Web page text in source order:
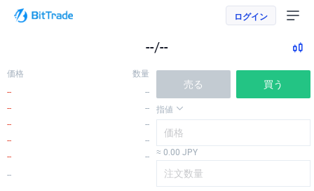
ログイン
--/--
価格
数量
--
--
--
--
--
--
--
--
--
--
--
売る 買う
指値
≈ 0.00 JPY